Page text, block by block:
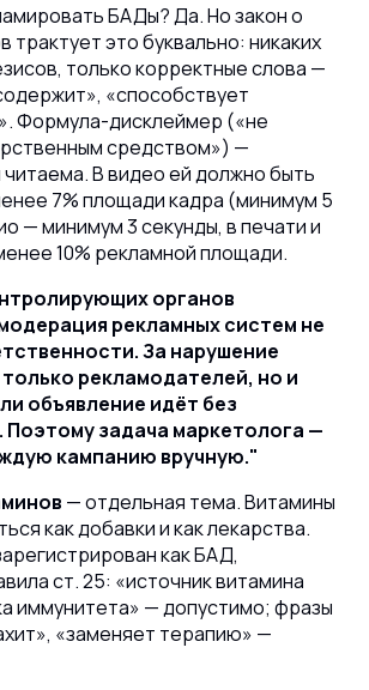
БАДы? Да. Но закон о
это буквально: никаких
только корректные слова —
«способствует
Формула-дисклеймер («не
средством») —
читаема. В видео ей должно быть
7% площади кадра (минимум 5
— минимум 3 секунды, в печати и
10% рекламной площади.
органов
рекламных систем не
За нарушение
рекламодателей, но и
объявление идёт без
Поэтому задача маркетолога —
кампанию вручную.
— отдельная тема. Витамины
как добавки и как лекарства.
как БАД,
ст. 25: «источник витамина
иммунитета» — допустимо; фразы
«заменяет терапию» —